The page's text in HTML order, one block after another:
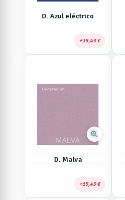
D. Azul eléctrico
15,43 €
zoom_in
D. Malva
15,43 €